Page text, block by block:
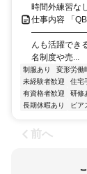
時間外練習な
仕事内容 「
んも活躍
名制度や売...
制服あり 変形労働
未経験者歓迎
住宅
有資格者歓迎
研修
長期休暇あり
ピア
前へ